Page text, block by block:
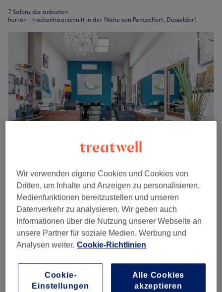
7 Salons die anbieten:
herren - trockenhaarschnitt in der Nähe von Pempelfort, Düsseldorf
Sophie Haarkunst & Kosmetik
4,7
692 Bewertungen
Stadtmitte, Düsseldorf
Auf Karte anzeigen
Herren - Trockenhaarschnitt
25 Min.
Schnellansicht Saloninfos
Montag 10:00–19:00
Dienstag
10:00–19:00
Mittwoch
10:00–19:00
Wir verwenden eigene Cookies und Cookies von
Dritten, um Inhalte und Anzeigen zu personalisieren,
Medienfunktionen bereitzustellen und unseren
Datenverkehr zu analysieren. Wir geben auch
Informationen über die Nutzung unserer Webseite an
unsere Partner für soziale Medien, Werbung und
Analysen weiter. Cookie-Richtlinien
Cookie-
Einstellungen
Alle Cookies
akzeptieren